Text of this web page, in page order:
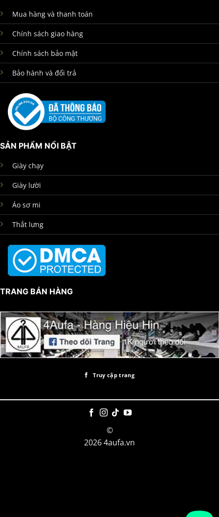
Mua hàng và thanh toán
Chính sách giao hàng
Chính sách bảo mật
Bảo hành và đổi trả
SẢN PHẨM NỔI BẬT
Giày chạy
Giày lười
Áo sơ mi
Thắt lưng
TRANG BÁN HÀNG
Truy cập trang
©
2026 4aufa.vn